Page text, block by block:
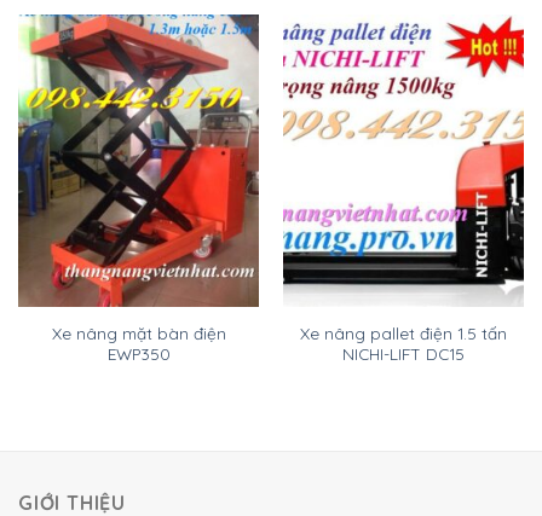
Xe nâng mặt bàn điện
EWP350
Xe nâng pallet điện 1.5 tấn
NICHI-LIFT DC15
GIỚI THIỆU